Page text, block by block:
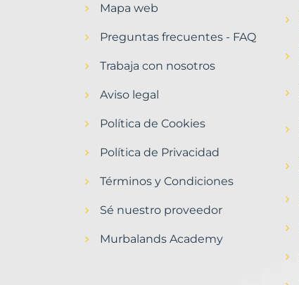
Mapa web
Preguntas frecuentes - FAQ
Trabaja con nosotros
Aviso legal
Política de Cookies
Política de Privacidad
Términos y Condiciones
Sé nuestro proveedor
Murbalands Academy